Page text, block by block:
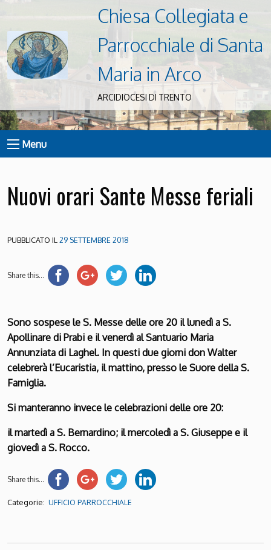
Chiesa Collegiata e
Parrocchiale di Santa
Maria in Arco
ARCIDIOCESI DI TRENTO
Menu
Nuovi orari Sante Messe feriali
PUBBLICATO IL29 SETTEMBRE 2018
Share this...
Sono sospese le S. Messe delle ore 20 il lunedì a S.
Apollinare di Prabi e il venerdì al Santuario Maria
Annunziata di Laghel. In questi due giorni don Walter
celebrerà l’Eucaristia, il mattino, presso le Suore della S.
Famiglia.
Si manteranno invece le celebrazioni delle ore 20:
il martedì a S. Bernardino; il mercoledì a S. Giuseppe e il
giovedì a S. Rocco.
Share this...
Categorie: UFFICIO PARROCCHIALE